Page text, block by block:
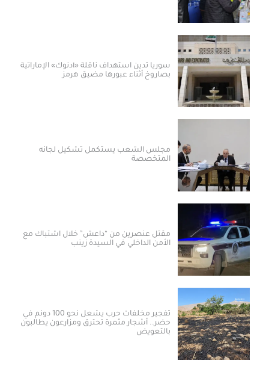
سوريا تدين استهداف ناقلة «أدنوك» الإماراتية
بصاروخ أثناء عبورها مضيق هرمز
مجلس الشعب يستكمل تشكيل لجانه
المتخصصة
مقتل عنصرين من “داعش” خلال اشتباك مع
الأمن الداخلي في السيدة زينب
تفجير مخلفات حرب يشعل نحو 100 دونم في
حضر.. أشجار مثمرة تحترق ومزارعون يطالبون
بالتعويض